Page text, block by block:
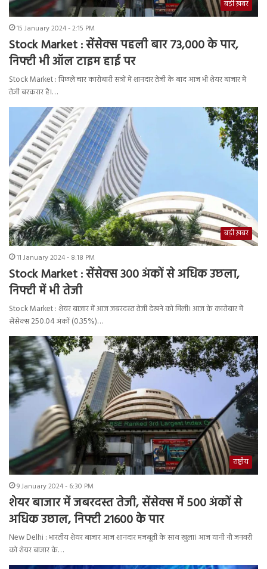
बड़ी ख़बर
15 January 2024 - 2:15 PM
Stock Market : सेंसेक्स पहली बार 73,000 के पार,
निफ्टी भी ऑल टाइम हाई पर
Stock Market : पिछले चार कारोबारी सत्रों में शानदार तेजी के बाद आज भी शेयर बाजार में
तेजी बरकरार है।…
बड़ी ख़बर
11 January 2024 - 8:18 PM
Stock Market : सेंसेक्स 300 अंकों से अधिक उछला,
निफ्टी में भी तेजी
Stock Market : शेयर बाजार में आज जबरदस्त तेजी देखने को मिली। आज के कारोबार में
सेंसेक्स 250.04 अंकों (0.35%)…
राष्ट्रीय
9 January 2024 - 6:30 PM
शेयर बाजार में जबरदस्त तेजी, सेंसेक्स में 500 अंकों से
अधिक उछाल, निफ्टी 21600 के पार
New Delhi : भारतीय शेयर बाजार आज शानदार मजबूती के साथ खुला। आज यानी नौ जनवरी
को शेयर बाजार के…